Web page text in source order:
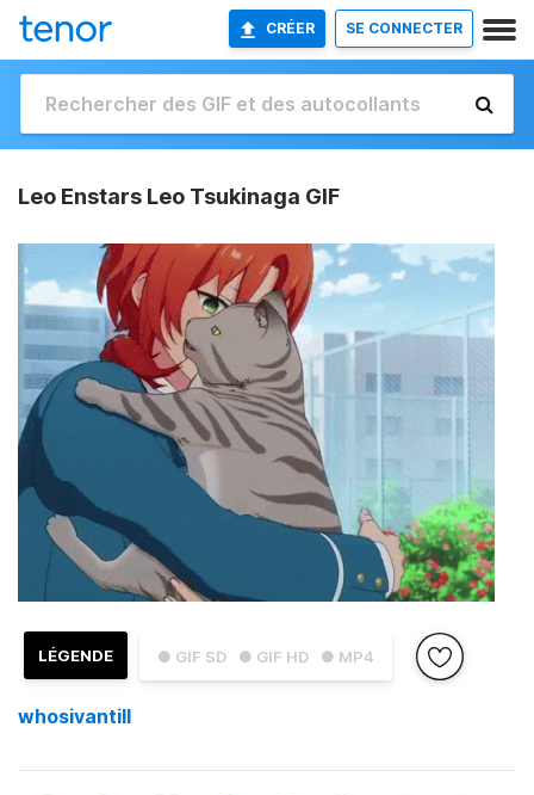
CRÉER SE CONNECTER
Leo Enstars Leo Tsukinaga GIF
● GIF SD ● GIF HD ● MP4
LÉGENDE
whosivantill